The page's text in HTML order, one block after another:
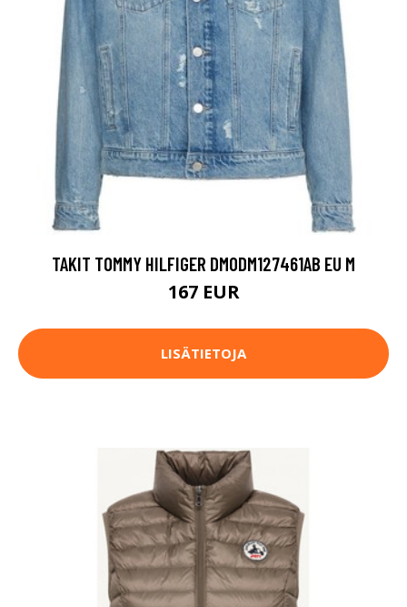
TAKIT TOMMY HILFIGER DM0DM127461AB EU M
167 EUR
LISÄTIETOJA